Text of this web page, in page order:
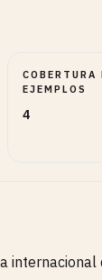
COBERTURA
EJEMPLOS
4